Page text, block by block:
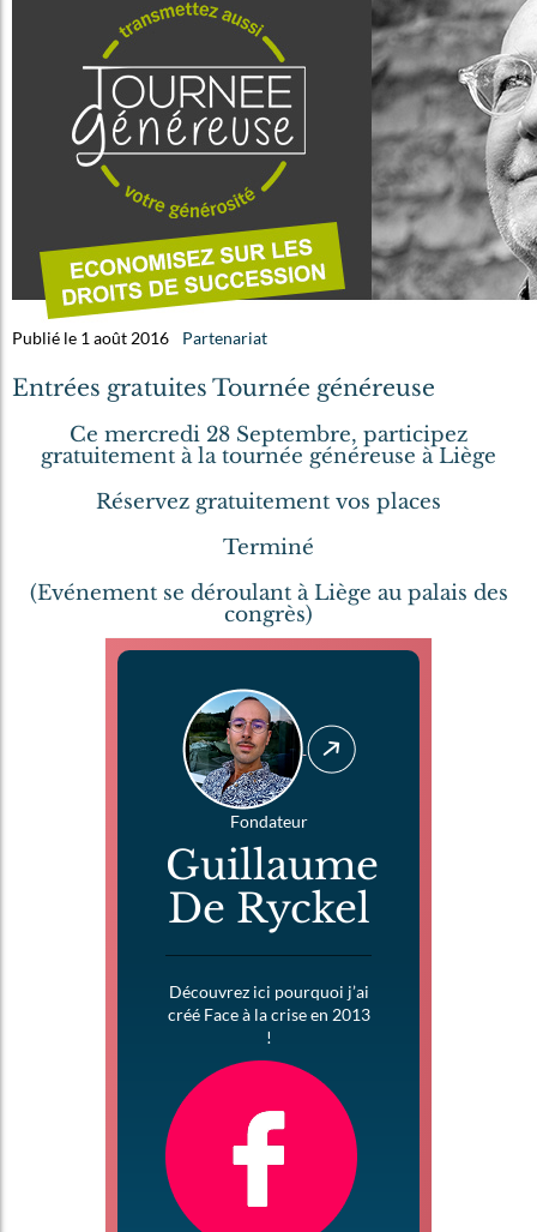
Publié le 1 août 2016 Partenariat
Entrées gratuites Tournée généreuse
Ce mercredi 28 Septembre, participez
gratuitement à la tournée généreuse à Liège
Réservez gratuitement vos places
Terminé
(Evénement se déroulant à Liège au palais des
congrès)
Fondateur
Guillaume
De Ryckel
Découvrez ici pourquoi j’ai
créé Face à la crise en 2013
!